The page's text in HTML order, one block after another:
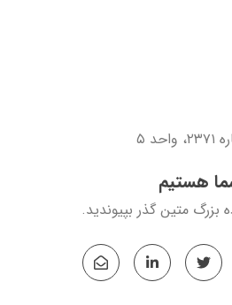
۵
هستیم
بزرگ متین گذر بپیوندید.